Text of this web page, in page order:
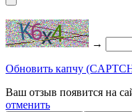
→
Обновить капчу
Ваш отзыв появится на
отменить